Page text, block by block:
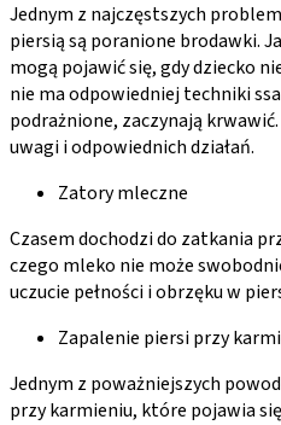
Jednym z najczęstszych
piersią są poranione brodawki.
mogą pojawić się, gdy dziecko
nie ma odpowiedniej techniki
podrażnione, zaczynają
uwagi i odpowiednich działań.
Zatory mleczne
Czasem dochodzi do zatkania
czego mleko nie może
uczucie pełności i obrzęku w
Zapalenie piersi przy
Jednym z poważniejszych
przy karmieniu, które pojawia